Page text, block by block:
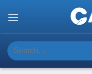
Search
for: